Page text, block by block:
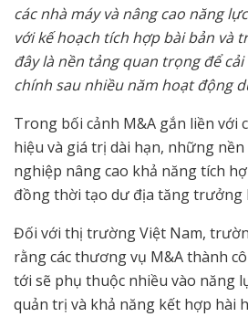
các nhà máy và nâng cao năng
với kế hoạch tích hợp bài bản và
đây là nền tảng quan trọng để
chính sau nhiều năm hoạt động
Trong bối cảnh M&A gắn liền với
hiệu và giá trị dài hạn, những
nghiệp nâng cao khả năng tích
đồng thời tạo dư địa tăng trưởng
Đối với thị trường Việt Nam,
rằng các thương vụ M&A thành
tới sẽ phụ thuộc nhiều vào năng
quản trị và khả năng kết hợp hài